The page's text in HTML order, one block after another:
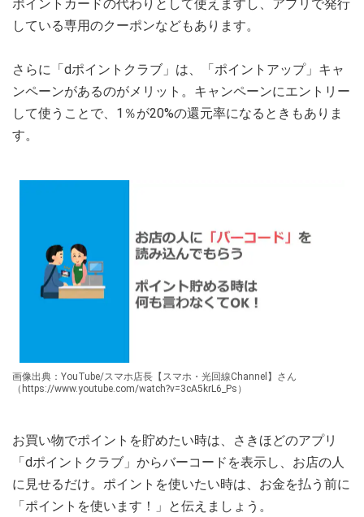
ポイントカードの代わりとして使えますし、アプリで発行
している専用のクーポンなどもあります。
さらに「dポイントクラブ」は、「ポイントアップ」キャ
ンペーンがあるのがメリット。キャンペーンにエントリー
して使うことで、1％が20%の還元率になるときもありま
す。
画像出典：YouTube/スマホ店長【スマホ・光回線Channel】さん
（https://www.youtube.com/watch?v=3cA5krL6_Ps）
お買い物でポイントを貯めたい時は、さきほどのアプリ
「dポイントクラブ」からバーコードを表示し、お店の人
に見せるだけ。ポイントを使いたい時は、お金を払う前に
「ポイントを使います！」と伝えましょう。